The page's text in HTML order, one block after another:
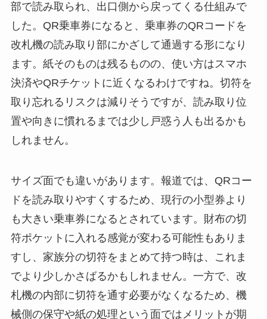
部で読み取られ、出口側から戻ってくる仕組みで
した。QR乗車券になると、乗車券のQRコードを
改札機の読み取り部にかざして通過する形になり
ます。紙そのものは残るものの、使い方はスマホ
決済やQRチケットに近くなるわけですね。切符を
取り忘れるリスクは減りそうですが、読み取り位
置や向きに慣れるまでは少し戸惑う人も出るかも
しれません。
サイズ面でも違いがあります。報道では、QRコー
ドを読み取りやすくするため、現行の小型券より
も大きい乗車券になるとされています。財布の切
符ポケットに入れる感覚が変わる可能性もありま
すし、家族分の切符をまとめて持つ時は、これま
でより少しかさばるかもしれません。一方で、改
札機の内部に切符を通す必要がなくなるため、機
械側の保守や紙の処理という面ではメリットが期